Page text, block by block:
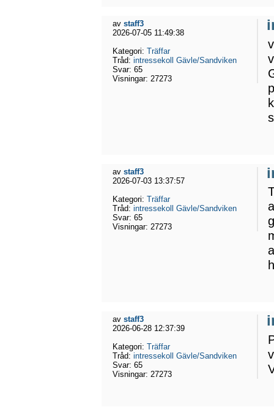
av staff3
2026-07-05 11:49:38
Kategori: Träffar
Tråd: intressekoll Gävle/Sandviken
Svar: 65
Visningar: 27273
av staff3
2026-07-03 13:37:57
Kategori: Träffar
Tråd: intressekoll Gävle/Sandviken
Svar: 65
Visningar: 27273
av staff3
2026-06-28 12:37:39
Kategori: Träffar
Tråd: intressekoll Gävle/Sandviken
Svar: 65
Visningar: 27273